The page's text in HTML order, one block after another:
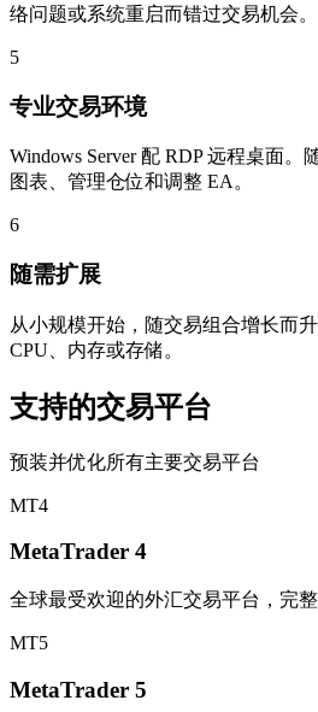
络问题或系统重启而错过交易机会。
5
专业交易环境
Windows Server 配 RDP 远程桌面
图表、管理仓位和调整 EA。
6
随需扩展
从小规模开始，随交易组合增长而
CPU、内存或存储。
支持的交易平台
预装并优化所有主要交易平台
MT4
MetaTrader 4
全球最受欢迎的外汇交易平台，完
MT5
MetaTrader 5